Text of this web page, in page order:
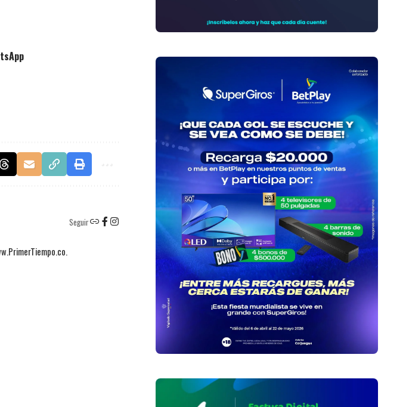
Seguir